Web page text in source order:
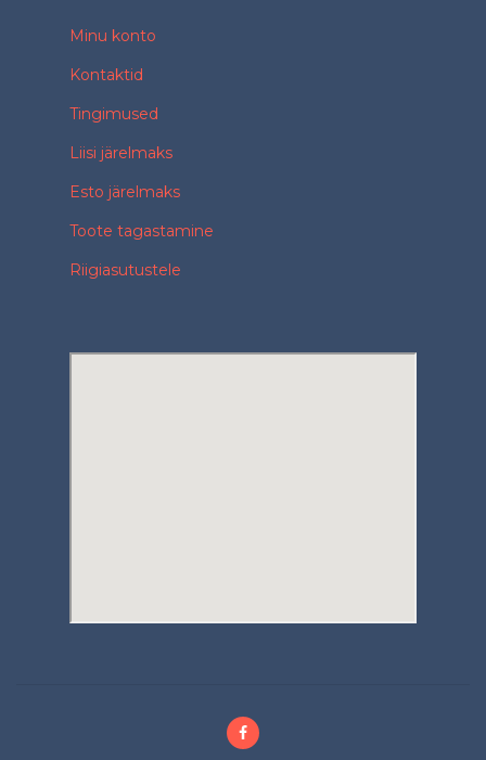
Minu konto
Kontaktid
Tingimused
Liisi järelmaks
Esto järelmaks
Toote tagastamine
Riigiasutustele